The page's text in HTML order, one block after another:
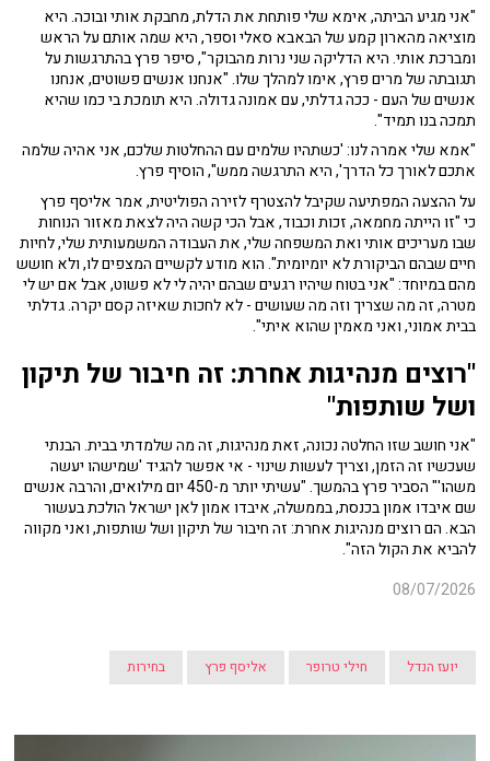
"אני מגיע הביתה, אימא שלי פותחת את הדלת, מחבקת אותי ובוכה. היא
מוציאה מהארון קמע של הבאבא סאלי וספר, היא שמה אותם על הראש
ומברכת אותי. היא הדליקה שני נרות מהבוקר", סיפר פרץ בהתרגשות על
תגובתה של מרים פרץ, אימו למהלך שלו. "אנחנו אנשים פשוטים, אנחנו
אנשים של העם - ככה גדלתי, עם אמונה גדולה. היא תומכת בי כמו שהיא
תמכה בנו תמיד".
"אמא שלי אמרה לנו: 'כשתהיו שלמים עם ההחלטות שלכם, אני אהיה שלמה
אתכם לאורך כל הדרך', היא התרגשה ממש", הוסיף פרץ.
על ההצעה המפתיעה שקיבל להצטרף לזירה הפוליטית, אמר אליסף פרץ
כי "זו הייתה מחמאה, זכות וכבוד, אבל הכי קשה היה לצאת מאזור הנוחות
שבו מעריכים אותי ואת המשפחה שלי, את העבודה המשמעותית שלי, לחיות
חיים שבהם הביקורת לא יומיומית". הוא מודע לקשיים המצפים לו, ולא חושש
מהם במיוחד: "אני בטוח שיהיו רגעים שבהם יהיה לי לא פשוט, אבל אם יש לי
מטרה, זה מה שצריך וזה מה שעושים - לא לחכות שאיזה קסם יקרה. גדלתי
בבית אמוני, ואני מאמין שהוא איתי".
"רוצים מנהיגות אחרת: זה חיבור של תיקון
ושל שותפות"
"אני חושב שזו החלטה נכונה, זאת מנהיגות, זה מה שלמדתי בבית. הבנתי
שעכשיו זה הזמן, וצריך לעשות שינוי - אי אפשר להגיד 'שמישהו יעשה
משהו'" הסביר פרץ בהמשך. "עשיתי יותר מ-450 יום מילואים, והרבה אנשים
שם איבדו אמון בכנסת, בממשלה, איבדו אמון לאן ישראל הולכת בעשור
הבא. הם רוצים מנהיגות אחרת: זה חיבור של תיקון ושל שותפות, ואני מקווה
להביא את הקול הזה".
08/07/2026
יועז הנדל חילי טרופר אליסף פרץ בחירות